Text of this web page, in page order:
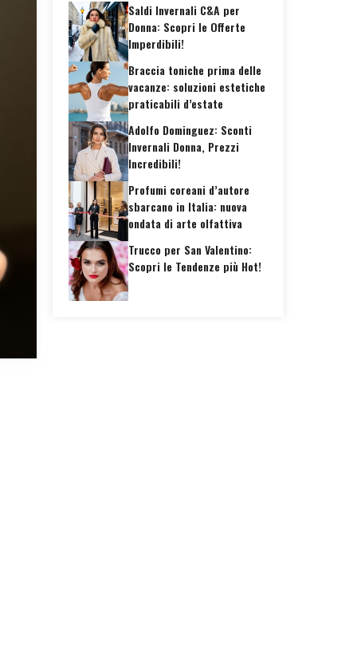
Saldi Invernali C&A per
Donna: Scopri le Offerte
Imperdibili!
Braccia toniche prima delle
vacanze: soluzioni estetiche
praticabili d’estate
Adolfo Dominguez: Sconti
Invernali Donna, Prezzi
Incredibili!
Profumi coreani d’autore
sbarcano in Italia: nuova
ondata di arte olfattiva
Trucco per San Valentino:
Scopri le Tendenze più Hot!